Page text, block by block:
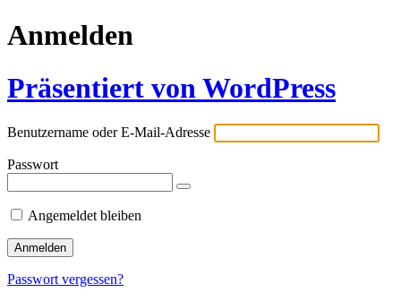
Anmelden
Präsentiert von WordPress
Benutzername oder E-Mail-Adresse
Passwort
Angemeldet bleiben
Passwort vergessen?